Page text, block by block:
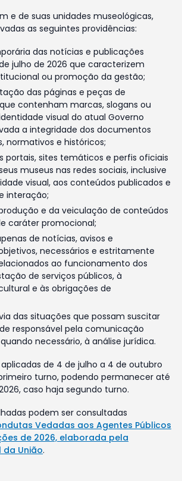
e de suas unidades museológicas,
as seguintes providências:
das notícias e publicações
julho de 2026 que caracterizem
ou promoção da gestão;
das páginas e peças de
contenham marcas, slogans ou
visual do atual Governo
a integridade dos documentos
normativos e históricos;
portais, sites temáticos e perfis oficiais
museus nas redes sociais, inclusive
visual, aos conteúdos publicados e
interação;
e da veiculação de conteúdos
caráter promocional;
de notícias, avisos e
necessários e estritamente
ao funcionamento dos
de serviços públicos, à
e às obrigações de
das situações que possam suscitar
responsável pela comunicação
necessário, à análise jurídica.
de 4 de julho a 4 de outubro
turno, podendo permanecer até
caso haja segundo turno.
podem ser consultadas
Vedadas aos Agentes Públicos
de 2026, elaborada pela
União.